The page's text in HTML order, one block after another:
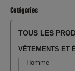
Catégories
TOUS LES
VÊTEMENTS ET
Homme